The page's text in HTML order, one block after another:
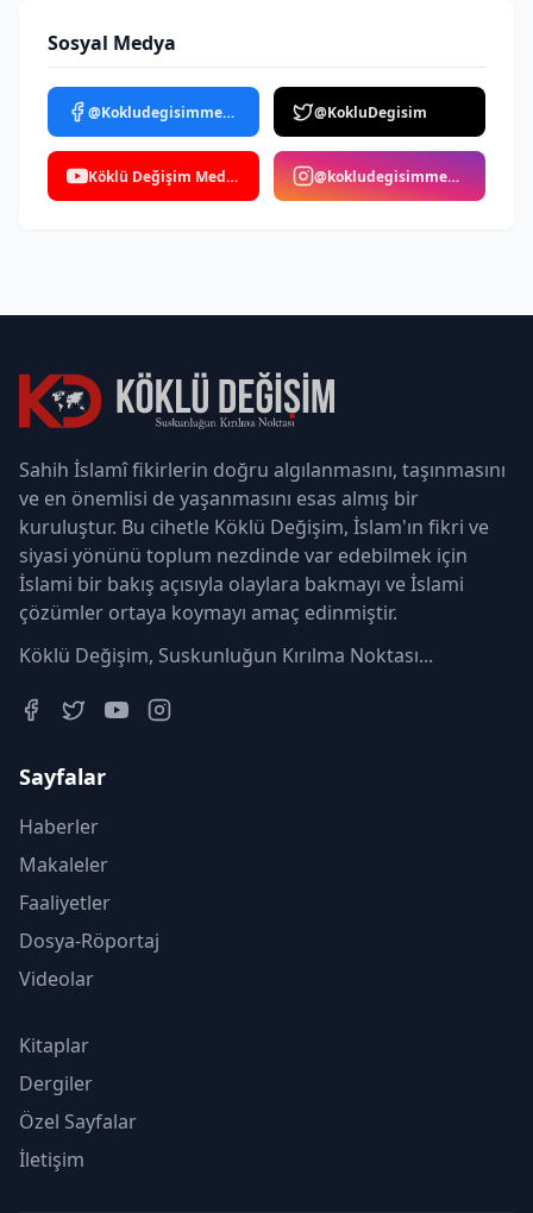
Sosyal Medya
@Kokludegisimmedya @KokluDegisim
Köklü Değişim Medya @kokludegisimmedya
Sahih İslamî fikirlerin doğru algılanmasını, taşınmasını
ve en önemlisi de yaşanmasını esas almış bir
kuruluştur. Bu cihetle Köklü Değişim, İslam'ın fikri ve
siyasi yönünü toplum nezdinde var edebilmek için
İslami bir bakış açısıyla olaylara bakmayı ve İslami
çözümler ortaya koymayı amaç edinmiştir.
Köklü Değişim, Suskunluğun Kırılma Noktası...
Sayfalar
Haberler
Makaleler
Faaliyetler
Dosya-Röportaj
Videolar
Kitaplar
Dergiler
Özel Sayfalar
İletişim